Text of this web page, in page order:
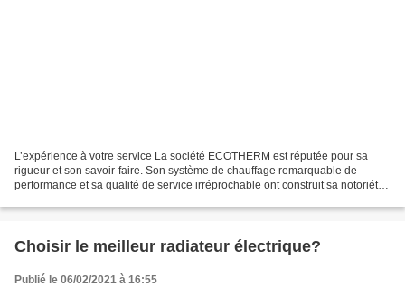
L’expérience à votre service La société ECOTHERM est réputée pour sa
rigueur et son savoir-faire. Son système de chauffage remarquable de
performance et sa qualité de service irréprochable ont construit sa notoriété.
Choisir le meilleur radiateur électrique?
Publié le 06/02/2021 à 16:55